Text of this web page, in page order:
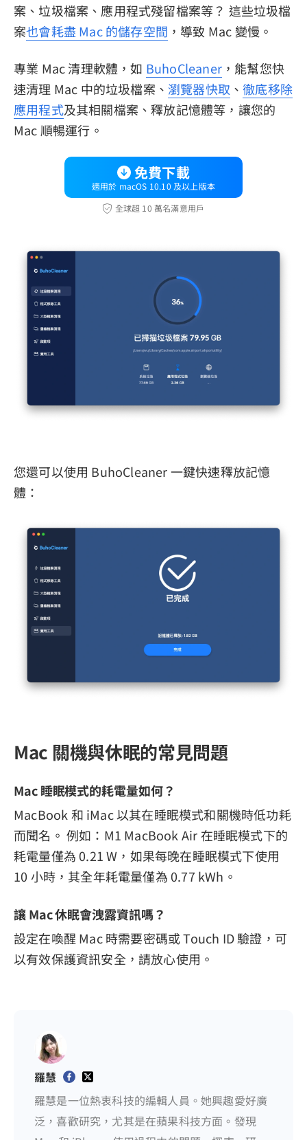
案、垃圾檔案、應用程式殘留檔案等？ 這些垃圾檔
案也會耗盡 Mac 的儲存空間 ，導致 Mac 變慢。
專業 Mac 清理軟體，如 BuhoCleaner ，能幫您快
速清理 Mac 中的垃圾檔案、 瀏覽器快取 、徹底移除
應用程式及其相關檔案、釋放記憶體等，讓您的
Mac 順暢運行。
免費下載
適用於 macOS 10.10 及以上版本
全球超 10 萬名滿意用戶
您還可以使用 BuhoCleaner 一鍵快速釋放記憶
體：
Mac 關機與休眠的常見問題
Mac 睡眠模式的耗電量如何？
MacBook 和 iMac 以其在睡眠模式和關機時低功耗
而聞名。 例如：M1 MacBook Air 在睡眠模式下的
耗電量僅為 0.21 W，如果每晚在睡眠模式下使用
10 小時，其全年耗電量僅為 0.77 kWh。
讓 Mac 休眠會洩露資訊嗎？
設定在喚醒 Mac 時需要密碼或 Touch ID 驗證，可
以有效保護資訊安全，請放心使用。
羅慧
羅慧是一位熱衷科技的編輯人員。她興趣愛好廣
泛，喜歡研究，尤其是在蘋果科技方面。發現